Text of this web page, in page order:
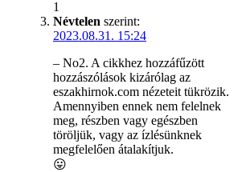
1
Névtelen szerint:
2023.08.31. 15:24
– No2. A cikkhez hozzáfűzött
hozzászólások kizárólag az
eszakhirnok.com nézeteit tükrözik.
Amennyiben ennek nem felelnek
meg, részben vagy egészben
töröljük, vagy az ízlésünknek
megfelelően átalakítjuk.
😛